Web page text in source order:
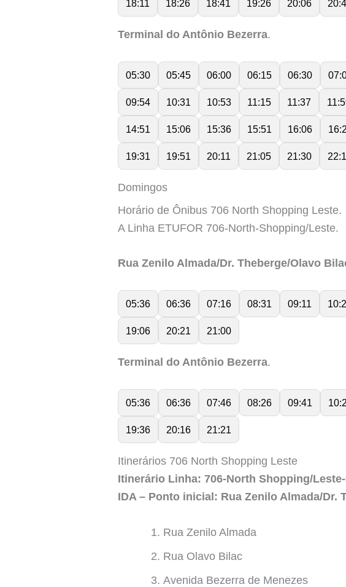
18:11 18:26 18:41 19:26 20:06
Terminal do Antônio Bezerra.
05:30 05:45 06:00 06:15 06:30
09:54 10:31 10:53 11:15 11:37
14:51 15:06 15:36 15:51 16:06
19:31 19:51 20:11 21:05 21:30
Domingos
Horário de Ônibus 706 North Shopping Leste.
A Linha ETUFOR 706-North-Shopping/Leste.
Rua Zenilo Almada/Dr. Theberge/Olavo
05:36 06:36 07:16 08:31 09:11
19:06 20:21 21:00
Terminal do Antônio Bezerra.
05:36 06:36 07:46 08:26 09:41
19:36 20:16 21:21
Itinerários 706 North Shopping Leste
Itinerário Linha: 706-North Shopping/
IDA – Ponto inicial: Rua Zenilo Almada/Dr.
Rua Zenilo Almada
Rua Olavo Bilac
Avenida Bezerra de Menezes